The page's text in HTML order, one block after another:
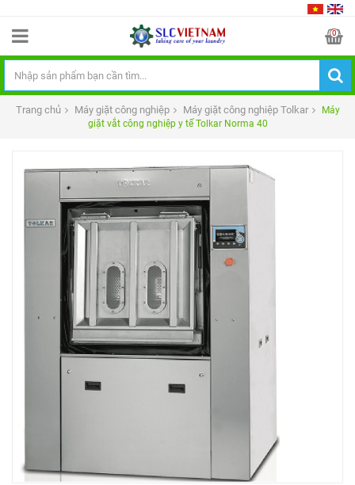
0
Trang chủ Máy giặt công nghiệp Máy giặt công nghiệp Tolkar
Máy
giặt vắt công nghiệp y tế Tolkar Norma 40